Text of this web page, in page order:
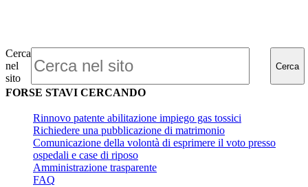
Cerca
nel
sito
Cerca
FORSE STAVI CERCANDO
Rinnovo patente abilitazione impiego gas tossici
Richiedere una pubblicazione di matrimonio
Comunicazione della volontà di esprimere il voto presso
ospedali e case di riposo
Amministrazione trasparente
FAQ